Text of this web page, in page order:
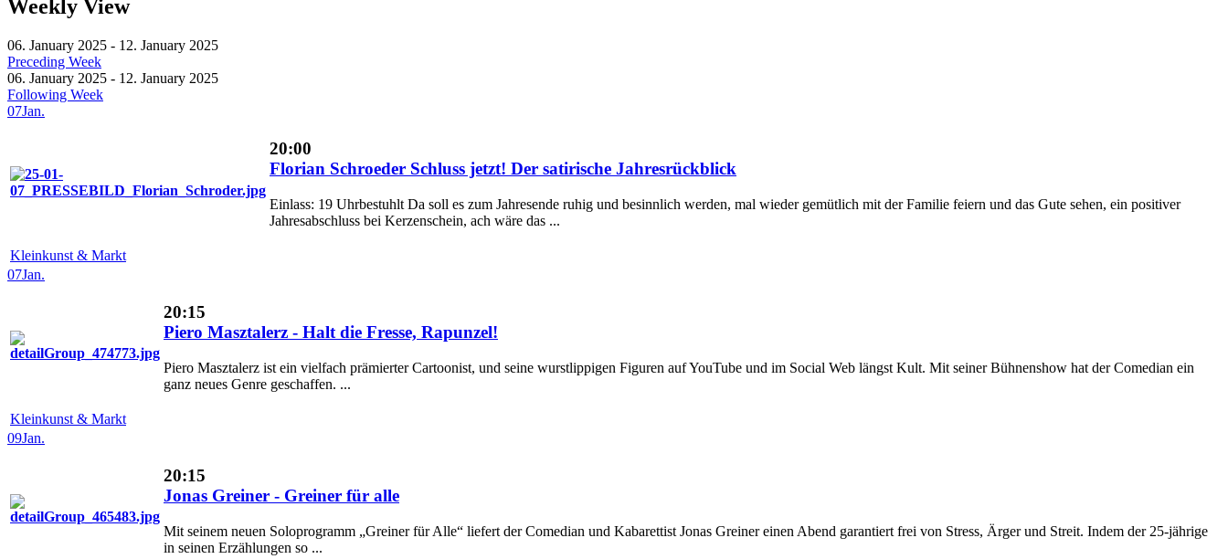
Weekly View
06. January 2025 - 12. January 2025
Preceding Week
06. January 2025 - 12. January 2025
Following Week
07Jan.
20:00
Florian Schroeder Schluss jetzt! Der satirische Jahresrückblick
Einlass: 19 Uhrbestuhlt Da soll es zum Jahresende ruhig und besinnlich werden, mal wieder gemütlich mit der Familie feiern und das Gute sehen, ein positiver
Jahresabschluss bei Kerzenschein, ach wäre das ...
Kleinkunst & Markt
07Jan.
20:15
Piero Masztalerz - Halt die Fresse, Rapunzel!
Piero Masztalerz ist ein vielfach prämierter Cartoonist, und seine wurstlippigen Figuren auf YouTube und im Social Web längst Kult. Mit seiner Bühnenshow hat der Comedian ein
ganz neues Genre geschaffen. ...
Kleinkunst & Markt
09Jan.
20:15
Jonas Greiner - Greiner für alle
Mit seinem neuen Soloprogramm „Greiner für Alle“ liefert der Comedian und Kabarettist Jonas Greiner einen Abend garantiert frei von Stress, Ärger und Streit. Indem der 25-jährige
in seinen Erzählungen so ...